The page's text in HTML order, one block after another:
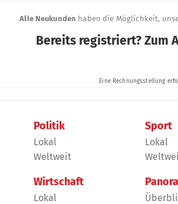
Politik
Lokal
Weltweit
Wirtschaft
Lokal
Sport
Lokal